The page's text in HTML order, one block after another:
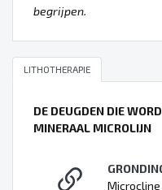
begrijpen.
LITHOTHERAPIE
DE DEUGDEN DIE
MINERAAL MICROLIJN